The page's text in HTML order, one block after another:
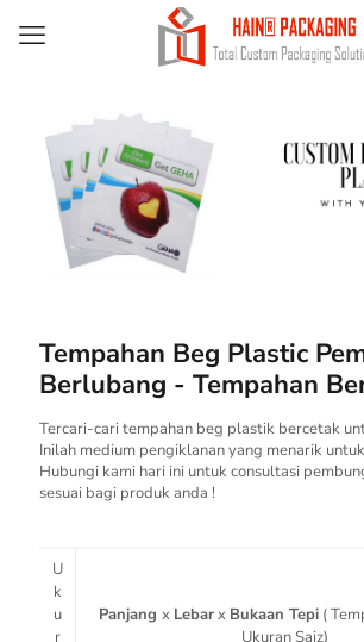
Tempahan Beg Plastic
Berlubang - Tempahan
Tercari-cari tempahan beg plastik bercetak
Inilah medium pengiklanan yang menarik
Hubungi kami hari ini untuk consultasi
sesuai bagi produk anda !
U
k
u
r
Panjang x Lebarx Bukaan Tepi(
Ukuran Saiz)